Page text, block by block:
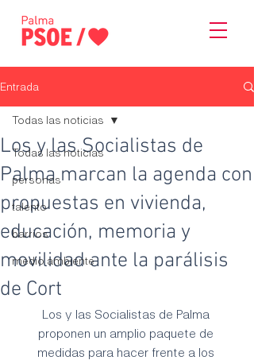
Entrada
Todas las noticias
personas
talento
barrios
medio ambiente
Todas las noticias
Los y las Socialistas de
Palma marcan la agenda con
propuestas en vivienda,
educación, memoria y
movilidad ante la parálisis
de Cort
Los y las Socialistas de Palma
proponen un amplio paquete de
medidas para hacer frente a los